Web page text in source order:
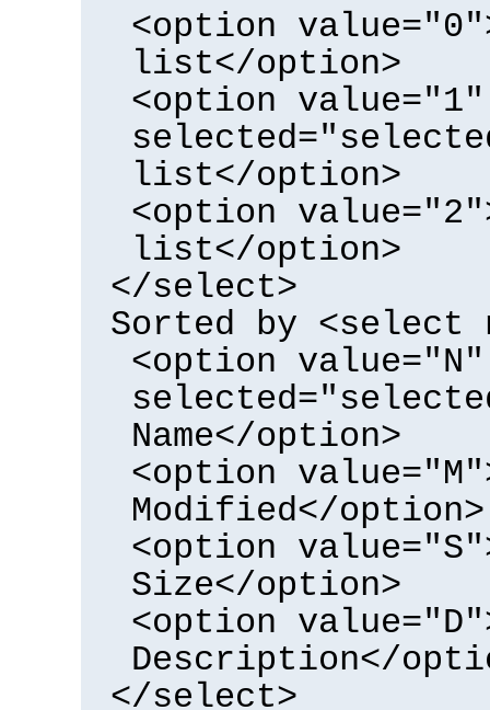
<option
list</option>
<option value="1"
list</option>
<option
list</option>
</select>
Sorted by <select
<option value="N"
Name</option>
<option
Modified</option>
<option
Size</option>
<option
Description</
</select>